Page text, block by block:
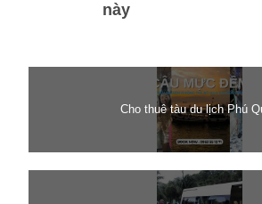
này
Cho thuê tàu du lịch Phú